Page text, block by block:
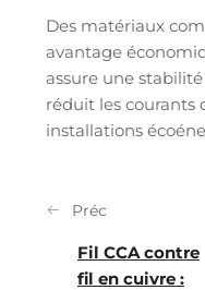
Des matériaux
avantage
assure une
réduit les courants
installations
Préc
Fil CCA contre
fil en cuivre :